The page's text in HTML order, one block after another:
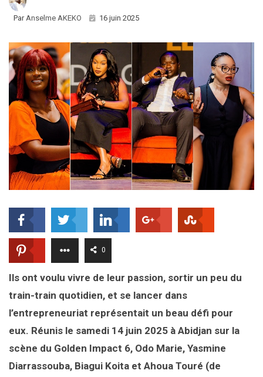
ParAnselme AKEKO 16 juin 2025
0
Ils ont voulu vivre de leur passion, sortir un peu du
train-train quotidien, et se lancer dans
l’entrepreneuriat représentait un beau défi pour
eux. Réunis le samedi 14 juin 2025 à Abidjan sur la
scène du Golden Impact 6, Odo Marie, Yasmine
Diarrassouba, Biagui Koita et Ahoua Touré (de